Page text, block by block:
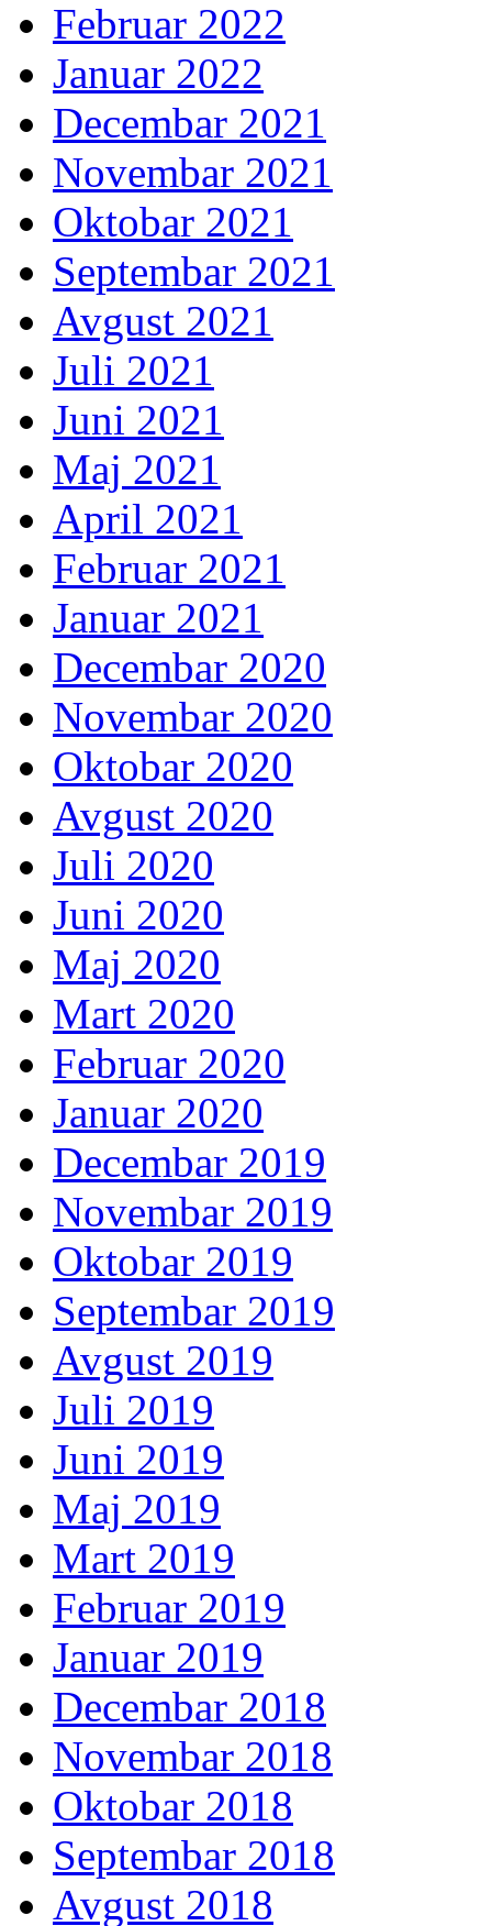
Februar 2022
Januar 2022
Decembar 2021
Novembar 2021
Oktobar 2021
Septembar 2021
Avgust 2021
Juli 2021
Juni 2021
Maj 2021
April 2021
Februar 2021
Januar 2021
Decembar 2020
Novembar 2020
Oktobar 2020
Avgust 2020
Juli 2020
Juni 2020
Maj 2020
Mart 2020
Februar 2020
Januar 2020
Decembar 2019
Novembar 2019
Oktobar 2019
Septembar 2019
Avgust 2019
Juli 2019
Juni 2019
Maj 2019
Mart 2019
Februar 2019
Januar 2019
Decembar 2018
Novembar 2018
Oktobar 2018
Septembar 2018
Avgust 2018